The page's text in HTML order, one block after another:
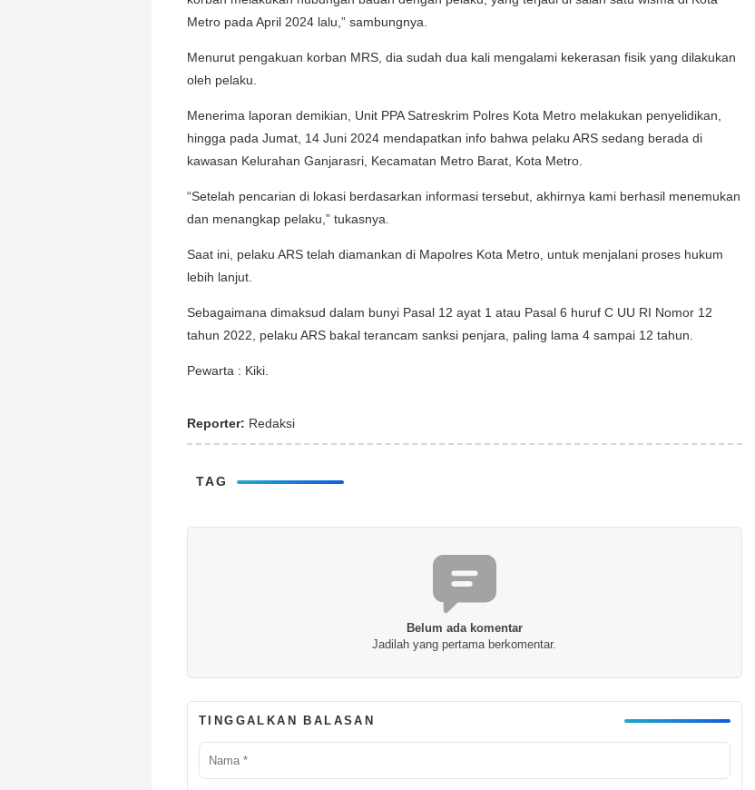
Metro pada April 2024 lalu,” sambungnya.
Menurut pengakuan korban MRS, dia sudah dua kali mengalami kekerasan fisik yang dilakukan
oleh pelaku.
Menerima laporan demikian, Unit PPA Satreskrim Polres Kota Metro melakukan penyelidikan,
hingga pada Jumat, 14 Juni 2024 mendapatkan info bahwa pelaku ARS sedang berada di
kawasan Kelurahan Ganjarasri, Kecamatan Metro Barat, Kota Metro.
“Setelah pencarian di lokasi berdasarkan informasi tersebut, akhirnya kami berhasil menemukan
dan menangkap pelaku,” tukasnya.
Saat ini, pelaku ARS telah diamankan di Mapolres Kota Metro, untuk menjalani proses hukum
lebih lanjut.
Sebagaimana dimaksud dalam bunyi Pasal 12 ayat 1 atau Pasal 6 huruf C UU RI Nomor 12
tahun 2022, pelaku ARS bakal terancam sanksi penjara, paling lama 4 sampai 12 tahun.
Pewarta : Kiki.
Reporter: Redaksi
TAG
Belum ada komentar
Jadilah yang pertama berkomentar.
TINGGALKAN BALASAN